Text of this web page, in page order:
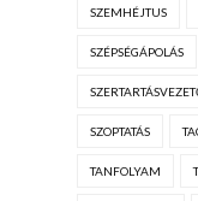
SZEMHÉJTUS
SZÉPSÉGÁPOLÁS
SZOPTATÁS
TANFOLYAM